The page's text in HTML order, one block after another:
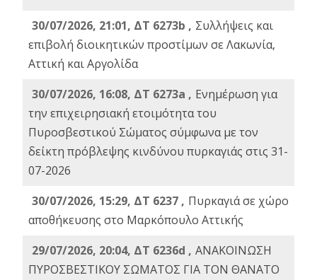
30/07/2026, 21:01, ΔΤ 6273b , Συλλήψεις και
επιβολή διοικητικών προστίμων σε Λακωνία,
Αττική και Αργολίδα
30/07/2026, 16:08, ΔΤ 6273a , Ενημέρωση για
την επιχειρησιακή ετοιμότητα του
Πυροσβεστικού Σώματος σύμφωνα με τον
δείκτη πρόβλεψης κινδύνου πυρκαγιάς στις 31-
07-2026
30/07/2026, 15:29, ΔΤ 6237 , Πυρκαγιά σε χώρο
αποθήκευσης στο Μαρκόπουλο Αττικής
29/07/2026, 20:04, ΔΤ 6236d , ΑΝΑΚΟΙΝΩΣΗ
ΠΥΡΟΣΒΕΣΤΙΚΟΥ ΣΩΜΑΤΟΣ ΓΙΑ ΤΟΝ ΘΑΝΑΤΟ